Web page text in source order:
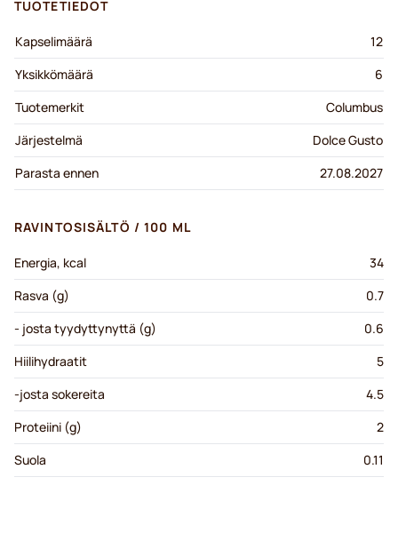
TUOTETIEDOT
Kapselimäärä
12
Yksikkömäärä
6
Tuotemerkit
Columbus
Järjestelmä
Dolce Gusto
Parasta ennen
27.08.2027
RAVINTOSISÄLTÖ / 100 ML
Energia, kcal
34
Rasva (g)
0.7
- josta tyydyttynyttä (g)
0.6
Hiilihydraatit
5
-josta sokereita
4.5
Proteiini (g)
2
Suola
0.11